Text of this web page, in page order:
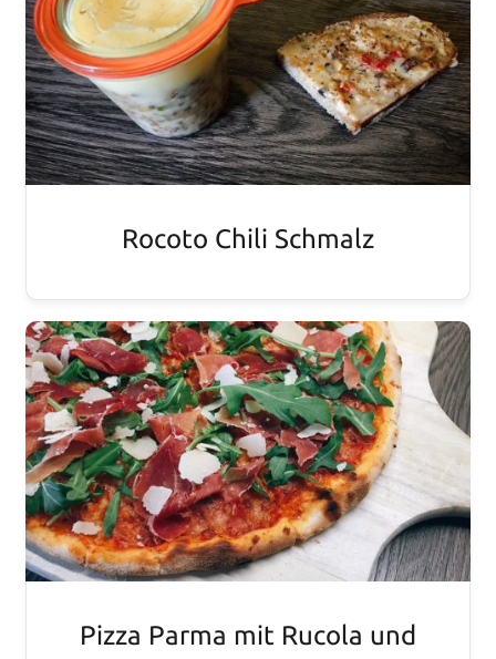
Rocoto Chili Schmalz
Pizza Parma mit Rucola und